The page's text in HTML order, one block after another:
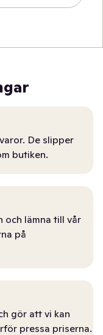
De slipper
butiken.
och lämna till vår
på
gör att vi kan
pressa priserna.